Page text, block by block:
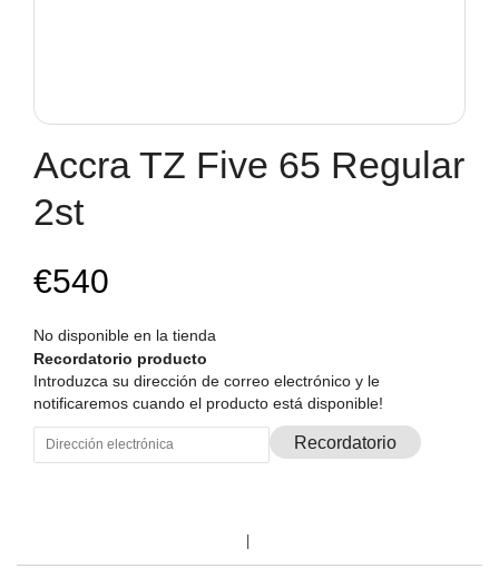
Accra TZ Five 65 Regular
2st
€540
No disponible en la tienda
Recordatorio producto
Introduzca su dirección de correo electrónico y le
notificaremos cuando el producto está disponible!
Recordatorio